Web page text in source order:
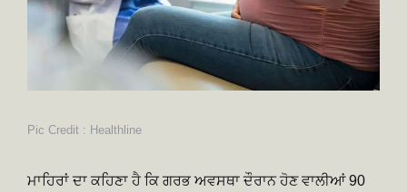
Pic Credit : Healthline
ਮਾਹਿਰਾਂ ਦਾ ਕਹਿਣਾ ਹੈ ਕਿ ਗਰਭ ਅਵਸਥਾ ਦੌਰਾਨ ਹੋਣ ਵਾਲੀਆਂ 90